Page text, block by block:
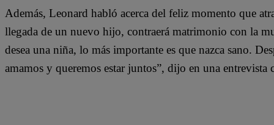
Además, Leonard habló acerca del feliz momento que
llegada de un nuevo hijo, contraerá matrimonio con la
desea una niña, lo más importante es que nazca sano.
amamos y queremos estar juntos”, dijo en una